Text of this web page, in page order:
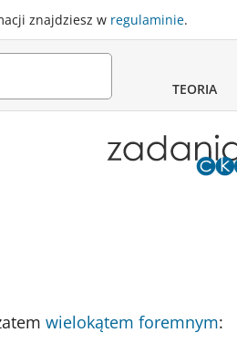
znajdziesz w regulaminie.
TEORIA
wielokątem foremnym: